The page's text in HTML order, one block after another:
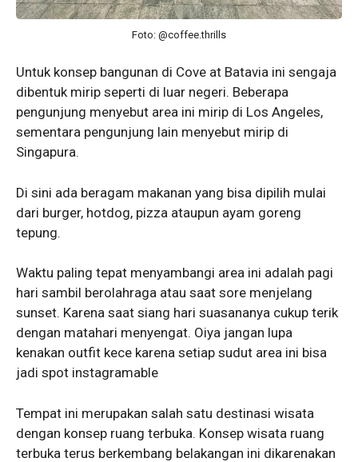
Foto: @coffee.thrills
Untuk konsep bangunan di Cove at Batavia ini sengaja
dibentuk mirip seperti di luar negeri. Beberapa
pengunjung menyebut area ini mirip di Los Angeles,
sementara pengunjung lain menyebut mirip di
Singapura.
Di sini ada beragam makanan yang bisa dipilih mulai
dari burger, hotdog, pizza ataupun ayam goreng
tepung.
Waktu paling tepat menyambangi area ini adalah pagi
hari sambil berolahraga atau saat sore menjelang
sunset. Karena saat siang hari suasananya cukup terik
dengan matahari menyengat. Oiya jangan lupa
kenakan outfit kece karena setiap sudut area ini bisa
jadi spot instagramable
Tempat ini merupakan salah satu destinasi wisata
dengan konsep ruang terbuka. Konsep wisata ruang
terbuka terus berkembang belakangan ini dikarenakan